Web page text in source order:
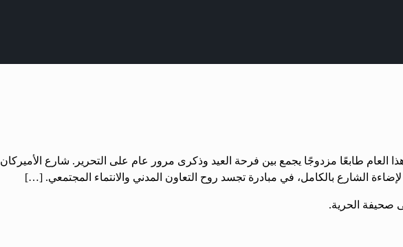
هذا العام طابعًا مزدوجًا يجمع بين فرحة العيد وذكرى مرور عام على التحرير. شارع
الشارع بالكامل، في مبادرة تجسد روح التعاون المدني والانتماء المجتمعي. […]
صحيفة الحرية.